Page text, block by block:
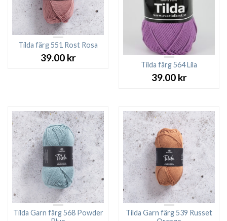
Tilda färg 551 Rost Rosa
39.00 kr
Tilda färg 564 Lila
39.00 kr
Tilda Garn färg 568 Powder
Tilda Garn färg 539 Russet